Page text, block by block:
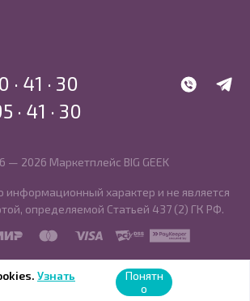
WhatsApp
· 41 · 30
· 41 · 30
— 2026 Маркетплейс BIG GEEK
информационный характер и не является
определяемой Статьей 437 (2) ГК РФ.
MasterCard
Visa PCI DSS PayKeeper
Узнать
Понятн
о